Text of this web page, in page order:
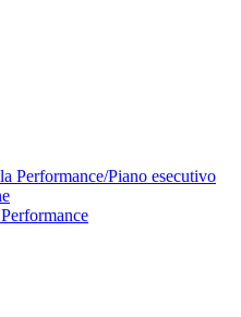
Performance/Piano esecutivo